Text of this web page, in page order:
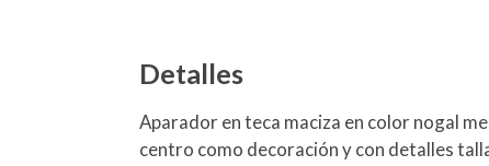
Detalles
Aparador en teca maciza en color nogal
centro como decoración y con detalles